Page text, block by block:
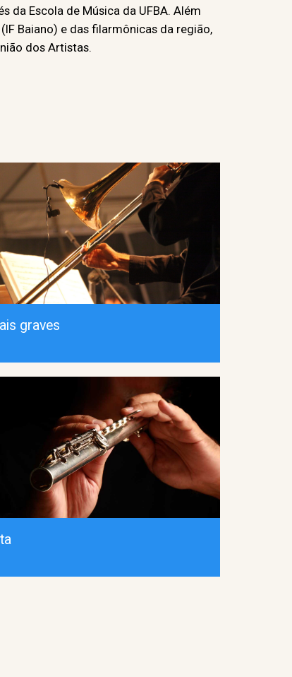
da Escola de Música da UFBA. Além
Baiano) e das filarmônicas da região,
dos Artistas.
graves